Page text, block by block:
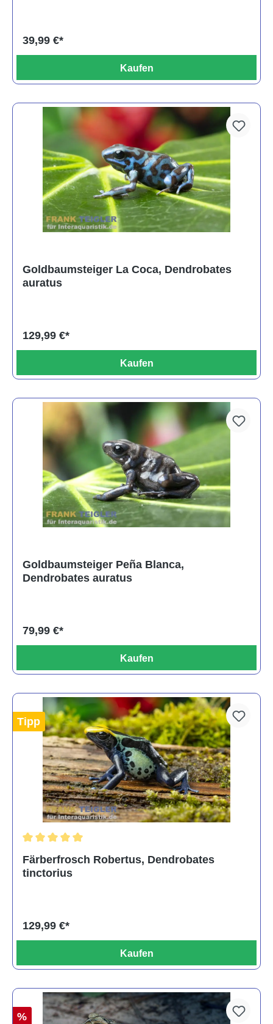
39,99 €*
Kaufen
Goldbaumsteiger La Coca, Dendrobates
auratus
129,99 €*
Kaufen
Goldbaumsteiger Peña Blanca,
Dendrobates auratus
79,99 €*
Kaufen
Tipp
Färberfrosch Robertus, Dendrobates
tinctorius
129,99 €*
Kaufen
%